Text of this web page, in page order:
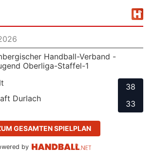
Handball-Verband -
Oberliga-Staffel-1
Durlach
38
33
GESAMTEN SPIELPLAN
by